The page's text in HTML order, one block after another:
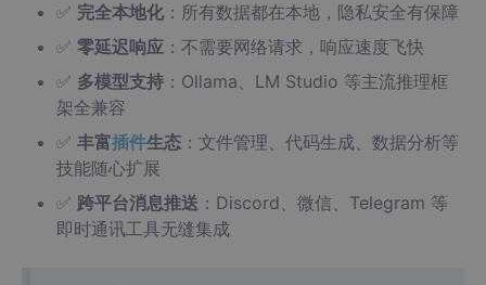
✅ 完全本地化：所有数据都在本地，隐私安全有保障
✅ 零延迟响应 ：不需要网络请求，响应速度飞快
✅ 多模型支持 ：Ollama、LM Studio 等主流推理框
架全兼容
✅ 丰富插件生态 ：文件管理、代码生成、数据分析等
技能随心扩展
✅ 跨平台消息推送 ：Discord、微信、Telegram 等
即时通讯工具无缝集成